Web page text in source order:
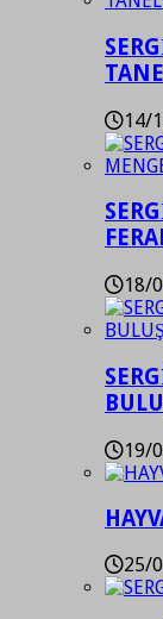
14/
18/
19/
25/